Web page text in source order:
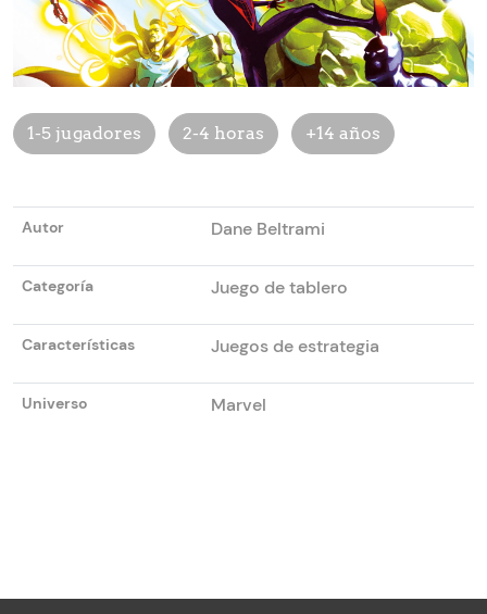
1-5 jugadores 2-4 horas +14 años
Autor Dane Beltrami
Categoría Juego de tablero
Características Juegos de estrategia
Universo Marvel